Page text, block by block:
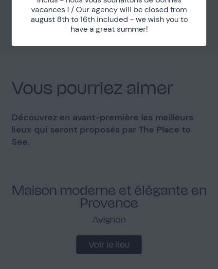
Département Essonne (91)
Distance 35km au Sud de Paris
Vous pourriez aimer
Découvrez en avant-première les meilleurs
lieux qui seront proposés par The Place to
See.
Maison moderne et élégante en
Provence
Avignon
Voir le lieu
vacances ! / Our agency will be closed from
august 8th to 16th included - we wish you to
have a great summer!